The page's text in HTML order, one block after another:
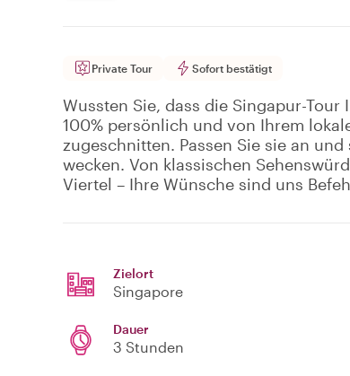
Private Tour Sofort bestätigt
Wussten Sie, dass die Singapur-
100% persönlich und von Ihrem
zugeschnitten. Passen Sie sie an
wecken. Von klassischen
Viertel – Ihre Wünsche sind uns
Zielort
Singapore
Dauer
3 Stunden